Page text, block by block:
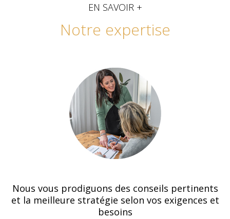
EN SAVOIR +
notre expertise
Nous vous prodiguons des conseils pertinents
et la meilleure stratégie selon vos exigences et
besoins